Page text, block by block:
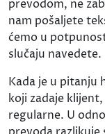
prevodom, ne
nam pošaljete
ćemo u
slučaju navedete.
Kada je u pitanju
koji zadaje
regularne. U